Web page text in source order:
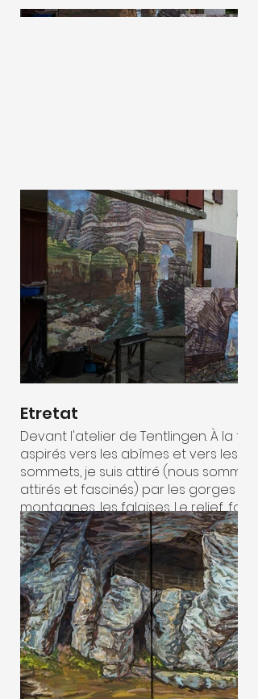
Etretat
Devant l'atelier de Tentlingen. À la fois
aspirés vers les abîmes et vers les
sommets, je suis attiré (nous sommes
attirés et fascinés) par les gorges les
montagnes, les falaises. Le relief, formé
en complexités architecturales
monumentales et majestueuses
devient la matière à peindre et se
donne comme métaphore d’une
élévation spirituelle. C’est un sentiment
comparable à celui que l’on ressent
contact des tours, des piliers, des
pilastres, des pinacles et des dentelles
de pierre des cathédrales gothiques,
mais aussi des mégalithes et des